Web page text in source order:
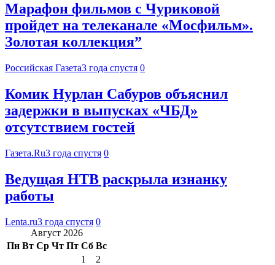
Марафон фильмов с Чуриковой
пройдет на телеканале «Мосфильм».
Золотая коллекция”
Российская Газета3 года спустя 0
Комик Нурлан Сабуров объяснил
задержки в выпусках «ЧБД»
отсутствием гостей
Газета.Ru3 года спустя 0
Ведущая НТВ раскрыла изнанку
работы
Lenta.ru3 года спустя 0
Август 2026
Пн Вт Ср Чт Пт Сб Вс
1
2